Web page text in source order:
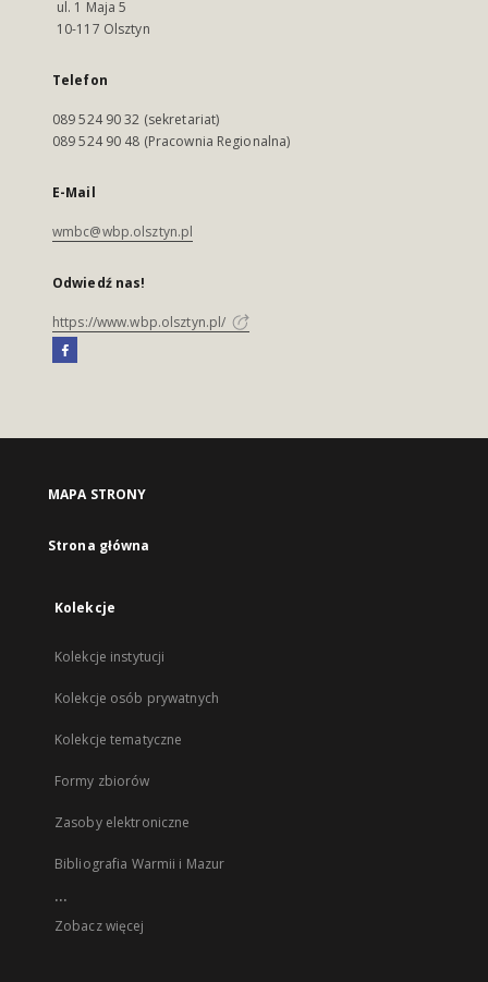
ul. 1 Maja 5
10-117 Olsztyn
Telefon
089 524 90 32 (sekretariat)
089 524 90 48 (Pracownia Regionalna)
E-Mail
wmbc@wbp.olsztyn.pl
Odwiedź nas!
https://www.wbp.olsztyn.pl/
MAPA STRONY
Strona główna
Kolekcje
Kolekcje instytucji
Kolekcje osób prywatnych
Kolekcje tematyczne
Formy zbiorów
Zasoby elektroniczne
Bibliografia Warmii i Mazur
...
Zobacz więcej